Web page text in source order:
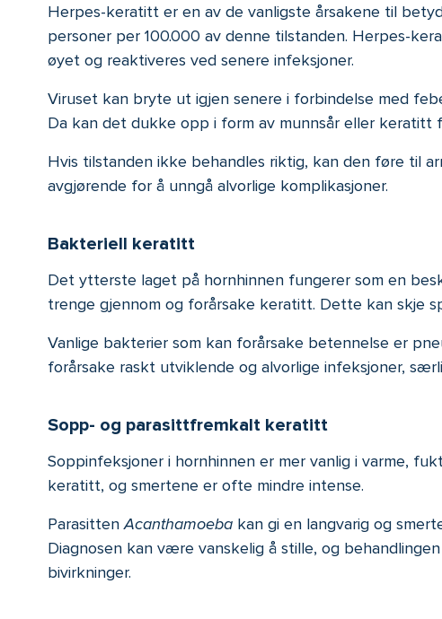
Herpes-keratitt er en av de vanligste årsakene til
personer per 100.000 av denne tilstanden. Herpes-
øyet og reaktiveres ved senere infeksjoner.
Viruset kan bryte ut igjen senere i forbindelse med
Da kan det dukke opp i form av munnsår eller keratitt
Hvis tilstanden ikke behandles riktig, kan den føre til
avgjørende for å unngå alvorlige komplikasjoner.
Bakteriell keratitt
Det ytterste laget på hornhinnen fungerer som en
trenge gjennom og forårsake keratitt. Dette kan skje
Vanlige bakterier som kan forårsake betennelse er
forårsake raskt utviklende og alvorlige infeksjoner,
Sopp- og parasittfremkalt keratitt
Soppinfeksjoner i hornhinnen er mer vanlig i varme,
keratitt, og smertene er ofte mindre intense.
ParasittenAcanthamoebakan gi en langvarig og
Diagnosen kan være vanskelig å stille, og
bivirkninger.